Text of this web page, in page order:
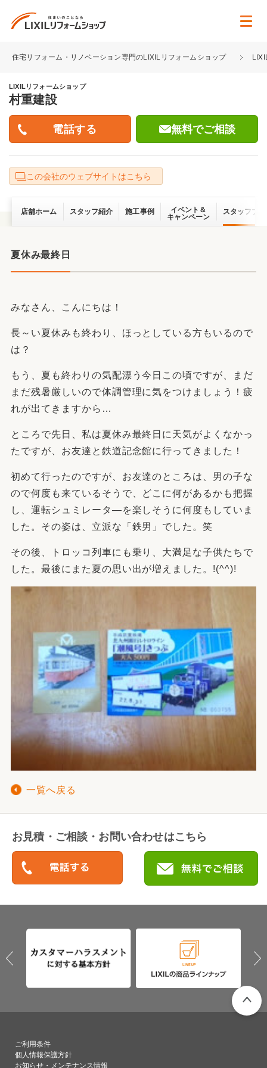
住宅リフォーム・リノベーション専門のLIXILリフォームショップ
LIXILリフォームショップ
村重建設
無料でご相談
この会社のウェブサイトはこちら
店舗ホーム スタッフ紹介 施工事例
イベント＆
キャンペーン
スタッフブ
夏休み最終日
みなさん、こんにちは！
長～い夏休みも終わり、ほっとしている方もいるので
は？
もう、夏も終わりの気配漂う今日この頃ですが、まだ
まだ残暑厳しいので体調管理に気をつけましょう！疲
れが出てきますから…
ところで先日、私は夏休み最終日に天気がよくなかっ
たですが、お友達と鉄道記念館に行ってきました！
初めて行ったのですが、お友達のところは、男の子な
ので何度も来ているそうで、どこに何があるかも把握
し、運転シュミレータ―を楽しそうに何度もしていま
した。その姿は、立派な「鉄男」でした。笑
その後、トロッコ列車にも乗り、大満足な子供たちで
した。最後にまた夏の思い出が増えました。!(^^)!
一覧へ戻る
お見積・ご相談・お問い合わせはこちら
ご利用条件
個人情報保護方針
お知らせ・メンテナンス情報